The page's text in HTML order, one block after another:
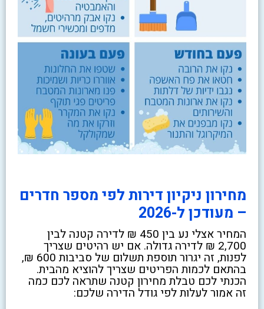
מחירון ניקיון דירות לפי מספר חדרים
– מעודכן ל-2026
המחיר אצלי נע בין 450 ₪ לדירה קטנה לבין
2,700 ₪ לדירה גדולה. אם יש רהיטים שצריך
לפנות, זה יגרור תוספת תשלום של סביבות 600 ₪,
בהתאם לכמות הפריטים שצריך להוציא מהבית.
הכנתי לכם טבלת מחירון קטנה שתראה לכם כמה
זה אמור לעלות לפי גודל הדירה שלכם: